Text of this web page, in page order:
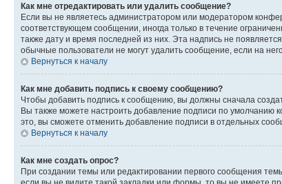
Как мне отредактировать или удалить сообщение?
Если вы не являетесь администратором или модератором
соответствующем сообщении, иногда только в течение
также дату и время последней из них. Эта надпись не
обычные пользователи не могут удалить сообщение, если на
Вернуться к началу
Как мне добавить подпись к своему сообщению?
Чтобы добавить подпись к сообщению, вы должны сначала
Вы также можете настроить добавление подписи по умолчанию
это, вы сможете отменить добавление подписи в отдельных
Вернуться к началу
Как мне создать опрос?
При создании темы или редактировании первого сообщения